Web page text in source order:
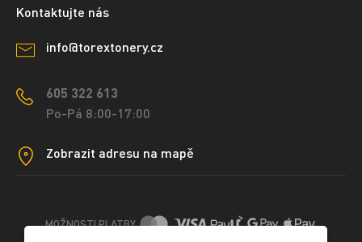
Kontaktujte nás
info@torextonery.cz
605 322 613
Po-Pá 8:00-17:00
Zobrazit adresu na mapě
MOŽNOSTI PLATBY